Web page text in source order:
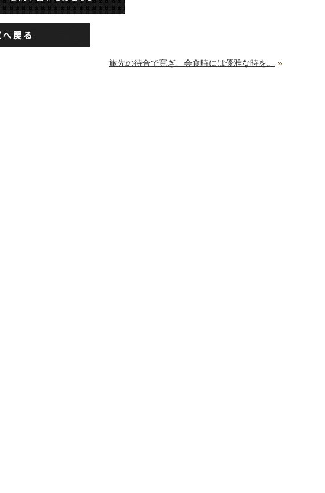
旅先の待合で寛ぎ、会食時には優雅な時を。 »